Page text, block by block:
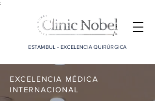
;
ESTAMBUL - EXCELENCIA QUIRÚRGICA
EXCELENCIA MÉDICA
INTERNACIONAL